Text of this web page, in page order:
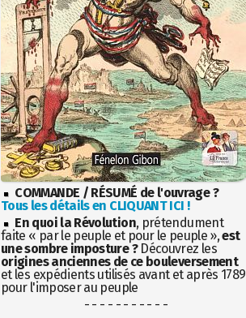
COMMANDE / RÉSUMÉ de l'ouvrage ?
Tous les détails en CLIQUANT ICI !
En quoi la Révolution, prétendument
faite « par le peuple et pour le peuple »,est
une sombre imposture ?Découvrez les
origines anciennes de ce bouleversement
et les expédients utilisés avant et après 1789
pour l'imposer au peuple
- - - - - - - - - - -